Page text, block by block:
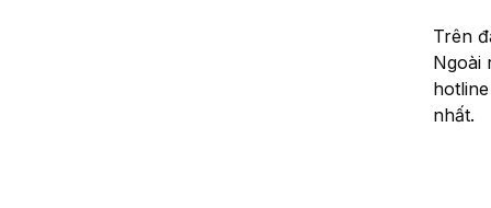
Trên
Ngoài
nhất.